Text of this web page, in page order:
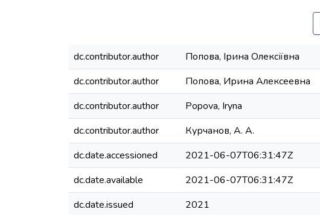
dc.contributor.author
Попова, Ірина Олексіївна
dc.contributor.author
Попова, Ирина Алексеевна
dc.contributor.author
Popova, Iryna
dc.contributor.author
Курчанов, А. А.
dc.date.accessioned
2021-06-07T06:31:47Z
dc.date.available
2021-06-07T06:31:47Z
dc.date.issued
2021